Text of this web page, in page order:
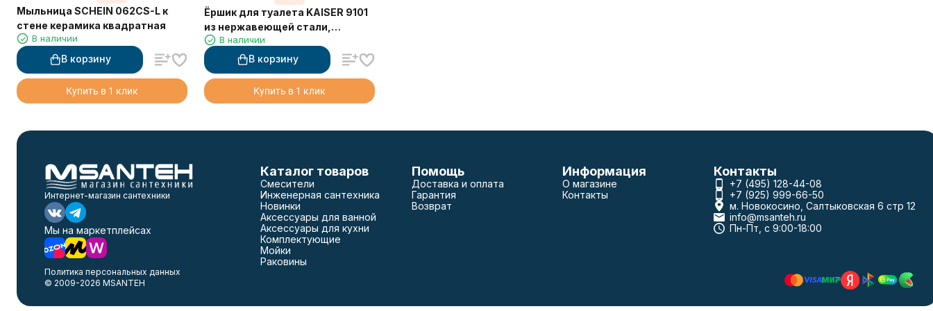
Мыльница SCHEIN 062CS-L к
стене керамика квадратная
В наличии
В корзину
Купить в 1 клик
Ёршик для туалета KAISER 9101
из нержавеющей стали,
бронзовый
В наличии
В корзину
Купить в 1 клик
Интернет-магазин сантехники
Мы на маркетплейсах
Каталог товаров
Смесители
Инженерная сантехника
Новинки
Аксессуары для ванной
Аксессуары для кухни
Комплектующие
Мойки
Раковины
Помощь
Доставка и оплата
Гарантия
Возврат
Информация
О магазине
Контакты
Контакты
+7 (495) 128-44-08
+7 (925) 999-66-50
м. Новокосино, Салтыковская 6 стр 12
info@msanteh.ru
Пн-Пт, с 9:00-18:00
Политика персональных данных
© 2009-2026 MSANTEH